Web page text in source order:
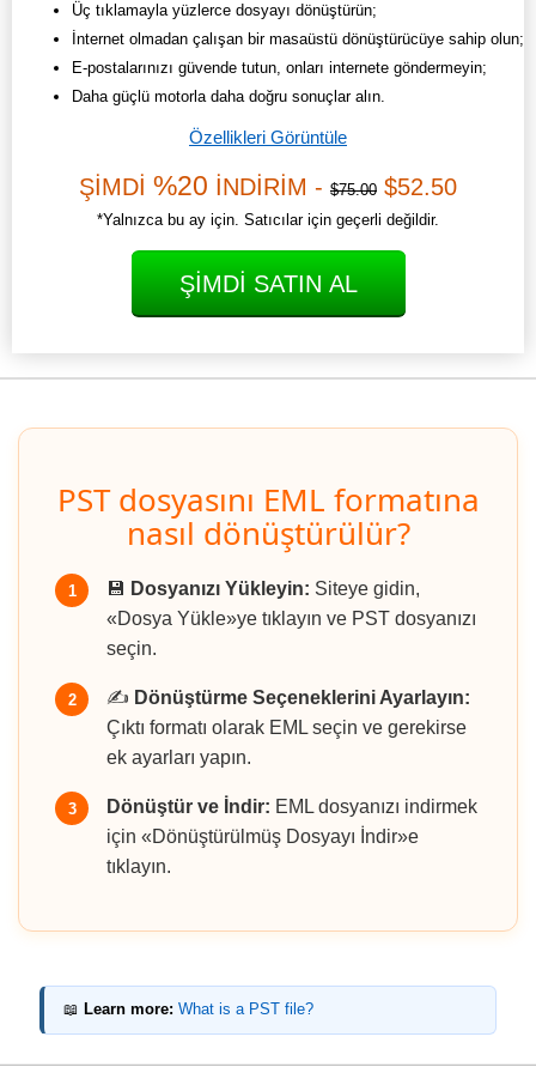
Üç tıklamayla yüzlerce dosyayı dönüştürün;
İnternet olmadan çalışan bir masaüstü dönüştürücüye sahip olun;
E-postalarınızı güvende tutun, onları internete göndermeyin;
Daha güçlü motorla daha doğru sonuçlar alın.
Özellikleri Görüntüle
ŞİMDİ %20 İNDİRİM - $75.00 $52.50
*Yalnızca bu ay için. Satıcılar için geçerli değildir.
ŞIMDI SATIN AL
PST dosyasını EML formatına
nasıl dönüştürülür?
1 💾 Dosyanızı Yükleyin: Siteye gidin,
«Dosya Yükle»ye tıklayın ve PST dosyanızı
seçin.
2 ✍️ Dönüştürme Seçeneklerini Ayarlayın:
Çıktı formatı olarak EML seçin ve gerekirse
ek ayarları yapın.
3 Dönüştür ve İndir: EML dosyanızı indirmek
için «Dönüştürülmüş Dosyayı İndir»e
tıklayın.
📖 Learn more: What is a PST file?